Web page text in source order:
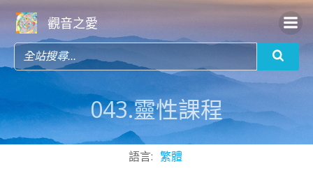
content
觀音之愛
043.靈性課程
語言: 繁體